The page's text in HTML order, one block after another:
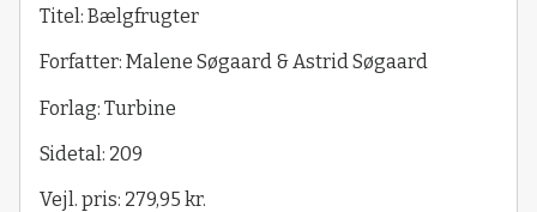
Titel: Bælgfrugter
Forfatter: Malene Søgaard & Astrid Søgaard
Forlag: Turbine
Sidetal: 209
Vejl. pris: 279,95 kr.